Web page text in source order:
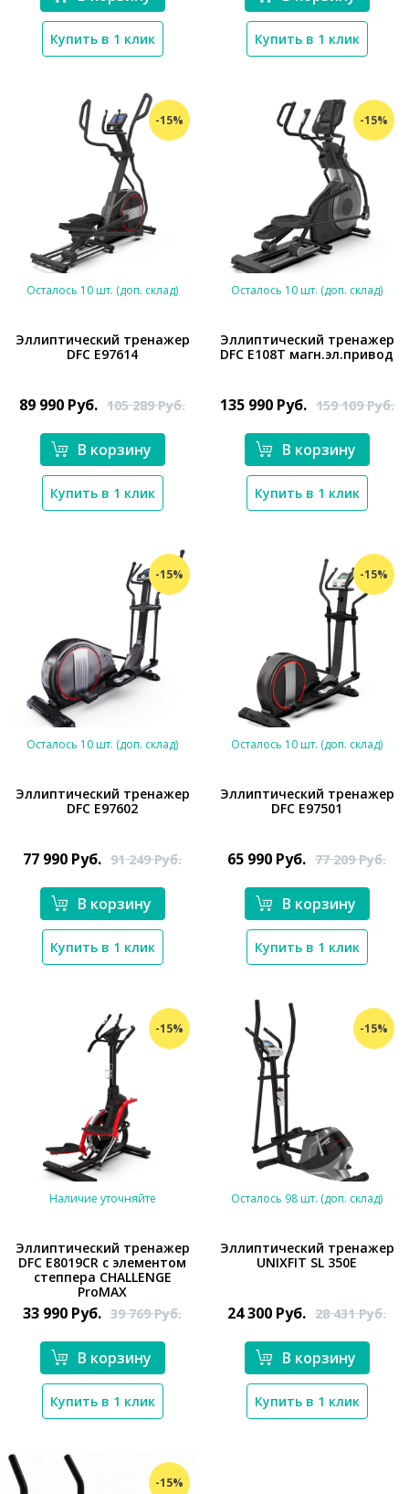
Купить в 1 клик Купить в 1 клик
-15%
Осталось 10 шт. (доп. склад)
Эллиптический тренажер
DFC E97614
89 990 Руб. 105 289Руб.
В корзину
Купить в 1 клик
-15%
Осталось 10 шт. (доп. склад)
Эллиптический тренажер
DFC E108T магн.эл.привод
135 990 Руб. 159 109Руб.
В корзину
Купить в 1 клик
-15%
Осталось 10 шт. (доп. склад)
Эллиптический тренажер
DFC E97602
77 990 Руб. 91 249Руб.
В корзину
Купить в 1 клик
-15%
Осталось 10 шт. (доп. склад)
Эллиптический тренажер
DFC E97501
65 990 Руб. 77 209Руб.
В корзину
Купить в 1 клик
-15%
*}
Наличие уточняйте
Эллиптический тренажер
DFC E8019CR с элементом
степпера CHALLENGE
ProMAX
33 990 Руб. 39 769Руб.
В корзину
Купить в 1 клик
-15%
Осталось 98 шт. (доп. склад)
Эллиптический тренажер
UNIXFIT SL 350Е
24 300 Руб. 28 431Руб.
В корзину
Купить в 1 клик
-15%